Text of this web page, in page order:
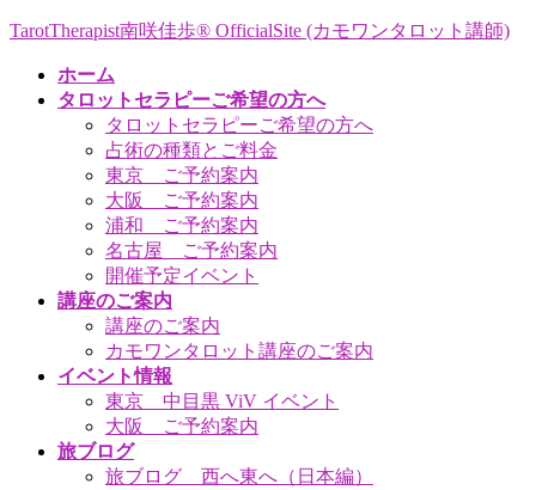
コ
ナ
TarotTherapist南咲佳歩® OfficialSite (カモワンタロット講師)
ホーム
タロットセラピーご希望の方へ
タロットセラピーご希望の方へ
占術の種類とご料金
東京 ご予約案内
大阪 ご予約案内
浦和 ご予約案内
名古屋 ご予約案内
開催予定イベント
講座のご案内
講座のご案内
カモワンタロット講座のご案内
イベント情報
東京 中目黒 ViV イベント
大阪 ご予約案内
旅ブログ
旅ブログ 西へ東へ（日本編）